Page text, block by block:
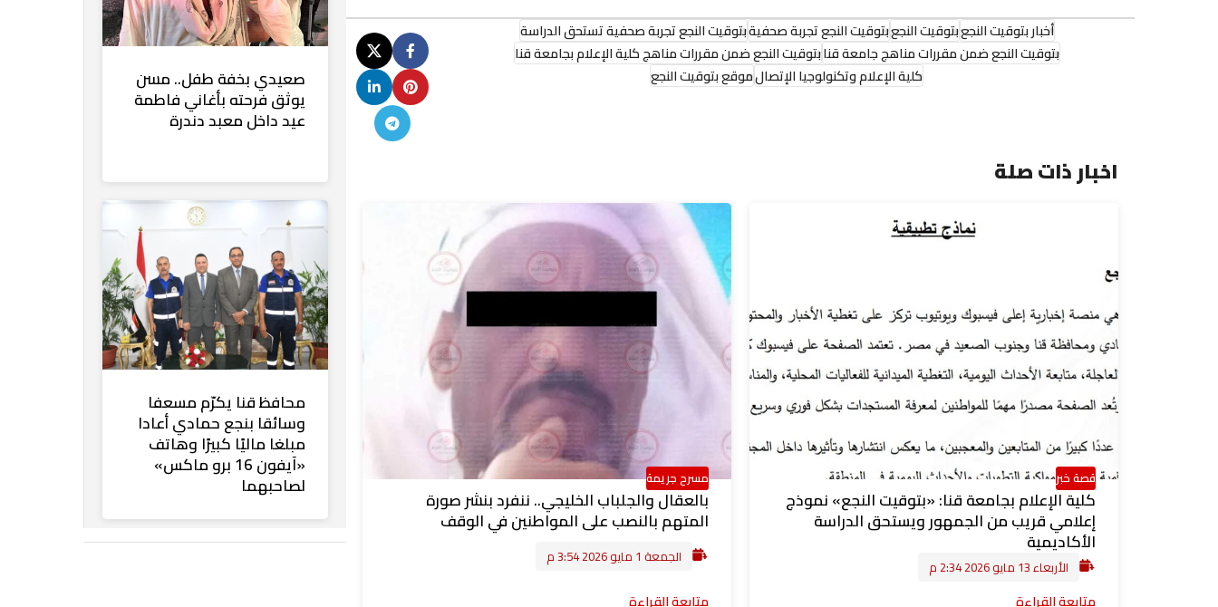
أخبار بتوقيت النجعبتوقيت النجعبتوقيت النجع تجربة صحفيةبتوقيت النجع تجربة صحفية تستحق الدراسة
بتوقيت النجع ضمن مقررات مناهج جامعة قنابتوقيت النجع ضمن مقررات مناهج كلية الإعلام بجامعة قنا
كلية الإعلام وتكنولوجيا الإتصالموقع بتوقيت النجع
اخبار ذات صلة
قصة خبر
كلية الإعلام بجامعة قنا: «بتوقيت النجع» نموذج
إعلامي قريب من الجمهور ويستحق الدراسة
الأكاديمية
الأربعاء 13 مايو 2026 2:34 م
متابعة القراءة
مسرح جريمة
بالعقال والجلباب الخليجي.. ننفرد بنشر صورة
المتهم بالنصب على المواطنين في الوقف
الجمعة 1 مايو 2026 3:54 م
متابعة القراءة
صعيدي بخفة طفل.. مسن
يوثق فرحته بأغاني فاطمة
عيد داخل معبد دندرة
محافظ قنا يكرّم مسعفا
وسائقا بنجع حمادي أعادا
مبلغا ماليًا كبيرًا وهاتف
«آيفون 16 برو ماكس»
لصاحبهما